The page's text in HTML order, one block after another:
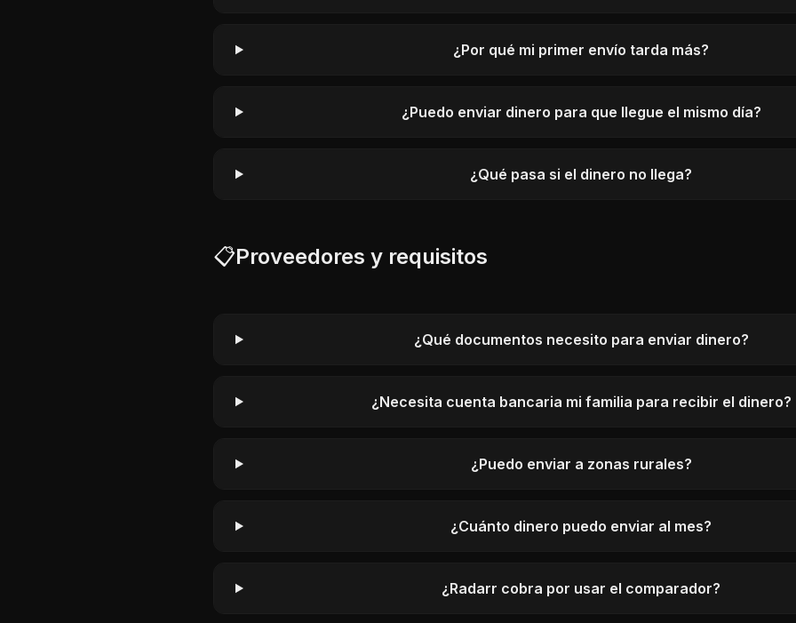
¿Por qué mi primer envío tarda más?
¿Puedo enviar dinero para que llegue el mismo día?
¿Qué pasa si el dinero no llega?
📋Proveedores y requisitos
¿Qué documentos necesito para enviar dinero?
¿Necesita cuenta bancaria mi familia para recibir el dinero?
¿Puedo enviar a zonas rurales?
¿Cuánto dinero puedo enviar al mes?
¿Radarr cobra por usar el comparador?